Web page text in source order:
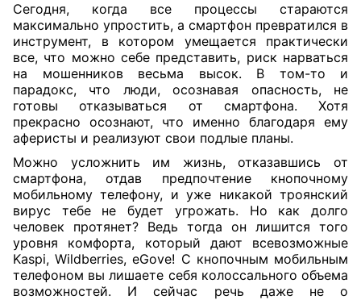
Сегодня, когда все процессы стараются
максимально упростить, а смартфон превратился в
инструмент, в котором умещается практически
все, что можно себе представить, риск нарваться
на мошенников весьма высок. В том-то и
парадокс, что люди, осознавая опасность, не
готовы отказываться от смартфона. Хотя
прекрасно осознают, что именно благодаря ему
аферисты и реализуют свои подлые планы.
Можно усложнить им жизнь, отказавшись от
смартфона, отдав предпочтение кнопочному
мобильному телефону, и уже никакой троянский
вирус тебе не будет угрожать. Но как долго
человек протянет? Ведь тогда он лишится того
уровня комфорта, который дают всевозможные
Kaspi, Wildberries, eGove! С кнопочным мобильным
телефоном вы лишаете себя колоссального объема
возможностей. И сейчас речь даже не о